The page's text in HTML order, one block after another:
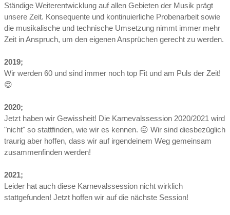
Ständige Weiterentwicklung auf allen Gebieten der Musik prägt
unsere Zeit. Konsequente und kontinuierliche Probenarbeit sowie
die musikalische und technische Umsetzung nimmt immer mehr
Zeit in Anspruch, um den eigenen Ansprüchen gerecht zu werden.
2019;
Wir werden 60 und sind immer noch top Fit und am Puls der Zeit!
😍
2020;
Jetzt haben wir Gewissheit! Die Karnevalssession 2020/2021 wird
"nicht" so stattfinden, wie wir es kennen. 😖 Wir sind diesbezüglich
traurig aber hoffen, dass wir auf irgendeinem Weg gemeinsam
zusammenfinden werden!
2021;
Leider hat auch diese Karnevalssession nicht wirklich
stattgefunden! Jetzt hoffen wir auf die nächste Session!